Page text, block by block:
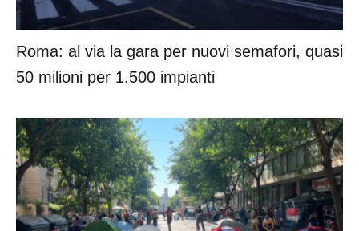
Roma: al via la gara per nuovi semafori, quasi
50 milioni per 1.500 impianti